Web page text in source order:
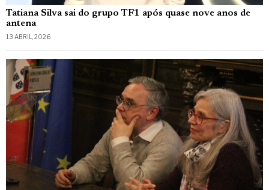
Tatiana Silva sai do grupo TF1 após quase nove anos de
antena
13 ABRIL, 2026